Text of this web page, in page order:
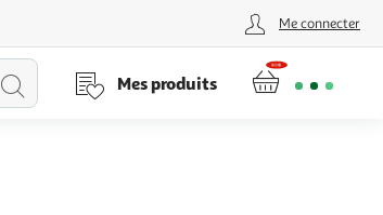
Me connecter
Lancer
Mes produits